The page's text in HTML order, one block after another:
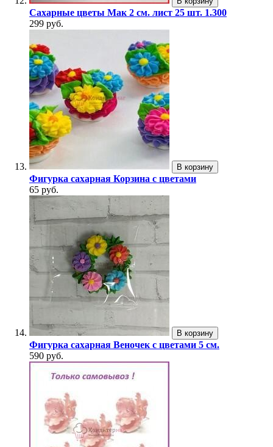
Сахарные цветы Мак 2 см. лист 25 шт. 1.300
299 руб.
В корзину
Фигурка сахарная Корзина с цветами
65 руб.
В корзину
Фигурка сахарная Веночек с цветами 5 см.
590 руб.